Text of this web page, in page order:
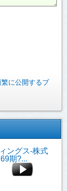
に公開するブ